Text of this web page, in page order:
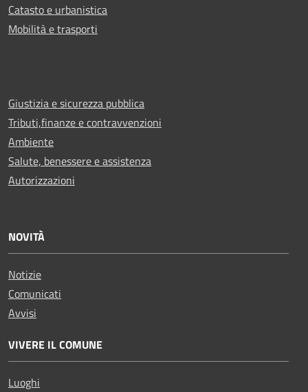
Catasto e urbanistica
Mobilità e trasporti
Giustizia e sicurezza pubblica
Tributi,finanze e contravvenzioni
Ambiente
Salute, benessere e assistenza
Autorizzazioni
NOVITÀ
Notizie
Comunicati
Avvisi
VIVERE IL COMUNE
Luoghi